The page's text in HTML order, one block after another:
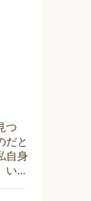
つ
だと
自身
い...